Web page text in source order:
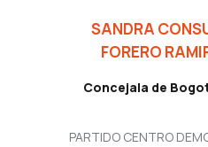
SANDRA
FORERO
Concejala de
PARTIDO CENTRO